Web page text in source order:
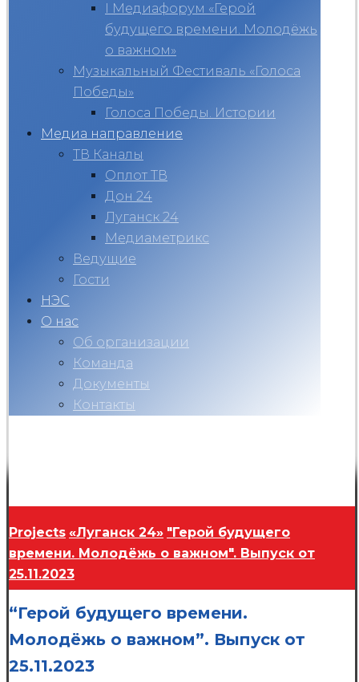
I Медиафорум «Герой
будущего времени. Молодёжь
о важном»
Музыкальный Фестиваль «Голоса
Победы»
Голоса Победы. Истории
Медиа направление
ТВ Каналы
Оплот ТВ
Дон 24
Луганск 24
Медиаметрикс
Ведущие
Гости
НЭС
О нас
Об организации
Команда
Документы
Контакты
Projects «Луганск 24» "Герой будущего
времени. Молодёжь о важном". Выпуск от
25.11.2023
“Герой будущего времени.
Молодёжь о важном”. Выпуск от
25.11.2023